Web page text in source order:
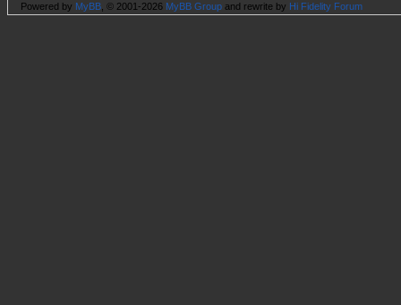
Powered by MyBB , © 2001-2026 MyBB Group and rewrite by Hi Fidelity Forum